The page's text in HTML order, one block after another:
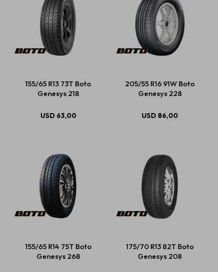
155/65 R13 73T Boto
Genesys 218
USD 63,00
205/55 R16 91W Boto
Genesys 228
USD 86,00
155/65 R14 75T Boto
Genesys 268
175/70 R13 82T Boto
Genesys 208